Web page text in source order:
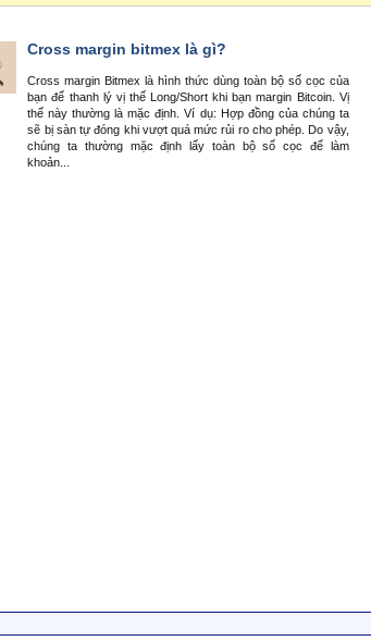
Cross margin bitmex là gì?
Cross margin Bitmex là hình thức dùng toàn bộ số cọc của
bạn để thanh lý vị thế Long/Short khi bạn margin Bitcoin. Vị
thế này thường là mặc định. Ví dụ: Hợp đồng của chúng ta
sẽ bị sàn tự đóng khi vượt quá mức rủi ro cho phép. Do vậy,
chúng ta thường mặc định lấy toàn bộ số cọc để làm
khoản...